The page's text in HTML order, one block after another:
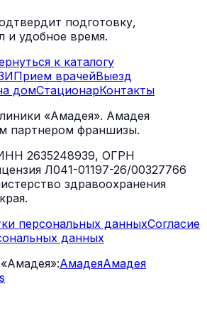
подготовку,
и удобное время.
к каталогу
Прием врачейВыезд
домСтационарКонтакты
«Амадея». Амадея
партнером франшизы.
2635248939, ОГРН
Л041-01197-26/00327766
здравоохранения
персональных данныхСогласие
данных
АмадеяАмадея